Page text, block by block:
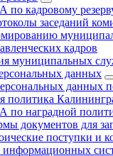
по кадровому
заседаний
кадров
муниципальных
данных
данных
политика
по наградной
документов для
поступки и
информационных